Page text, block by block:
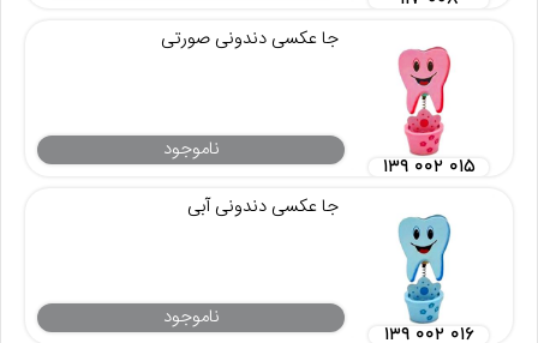
جا عکسی دندونی صورتی
ناموجود
۱۳۹ ۰۰۲ ۰۱۵
جا عکسی دندونی آبی
ناموجود
۱۳۹ ۰۰۲ ۰۱۶